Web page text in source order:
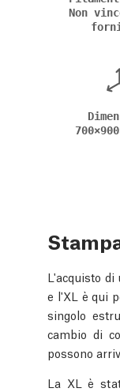
Non
L'acquisto
e l'XL è qui
singolo
cambio di
possono
La XL è